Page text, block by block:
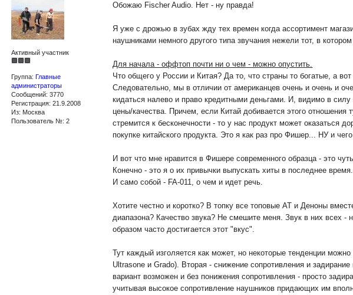
Активный участник
Группа:Главные
администраторы
Сообщений: 3770
Регистрация: 21.9.2008
Из: Москва
Пользователь №: 2
Обожаю Fischer Audio. Нет - ну правда!
Я уже с дрожью в зубах жду тех времен когда ассортимент
наушниками немного другого типа звучания нежели тот, в
Для начала - оффтоп почти ни о чем - можно опустить.
Что общего у России и Китая? Да то, что страны то богатые, а
Следовательно, мы в отличии от американцев очень и очень и
кидаться налево и право кредитными деньгами. И, видимо в
цены/качества. Причем, если Китай добивается этого
стремится к бесконечности - то у нас продукт может
покупке китайского продукта. Это я как раз про Фишер... НУ и
И вот что мне нравится в Фишере современного образца - это
Конечно - это я о их привычки выпускать хиты в последнее
И само собой - FA-011, о чем и идет речь.
Хотите честно и коротко? В топку все топовые АТ и Деноны
диапазона? Качество звука? Не смешите меня. Звук в них всех
образом часто достигается этот "вкус".
Тут каждый изголяется как может, но некоторые тенденции
Ultrasone и Grado). Вторая - снижение сопротивления и
вариант возможен и без понижения сопротивления - просто
учитывая высокое сопротивление наушников придающих им